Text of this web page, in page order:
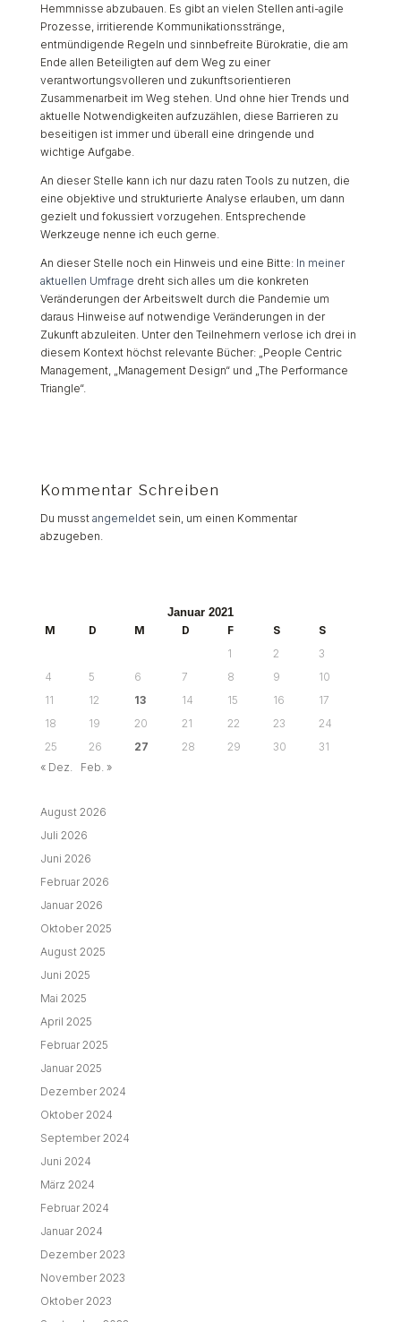
Hemmnisse abzubauen. Es gibt an vielen Stellen anti-agile
Prozesse, irritierende Kommunikationsstränge,
entmündigende Regeln und sinnbefreite Bürokratie, die am
Ende allen Beteiligten auf dem Weg zu einer
verantwortungsvolleren und zukunftsorientieren
Zusammenarbeit im Weg stehen. Und ohne hier Trends und
aktuelle Notwendigkeiten aufzuzählen, diese Barrieren zu
beseitigen ist immer und überall eine dringende und
wichtige Aufgabe.
An dieser Stelle kann ich nur dazu raten Tools zu nutzen, die
eine objektive und strukturierte Analyse erlauben, um dann
gezielt und fokussiert vorzugehen. Entsprechende
Werkzeuge nenne ich euch gerne.
An dieser Stelle noch ein Hinweis und eine Bitte: In meiner
aktuellen Umfrage dreht sich alles um die konkreten
Veränderungen der Arbeitswelt durch die Pandemie um
daraus Hinweise auf notwendige Veränderungen in der
Zukunft abzuleiten. Unter den Teilnehmern verlose ich drei in
diesem Kontext höchst relevante Bücher: „People Centric
Management, „Management Design“ und „The Performance
Triangle“.
Kommentar Schreiben
Du musst angemeldetsein, um einen Kommentar
abzugeben.
Januar 2021
M
D M D F S
S
1
2
3
4
5 6 7 8 9
10
11
12 13 14 15 16
17
18
19 20 21 22 23
24
25
26 27 28 29 30
31
« Dez.
Feb. »
August 2026
Juli 2026
Juni 2026
Februar 2026
Januar 2026
Oktober 2025
August 2025
Juni 2025
Mai 2025
April 2025
Februar 2025
Januar 2025
Dezember 2024
Oktober 2024
September 2024
Juni 2024
März 2024
Februar 2024
Januar 2024
Dezember 2023
November 2023
Oktober 2023